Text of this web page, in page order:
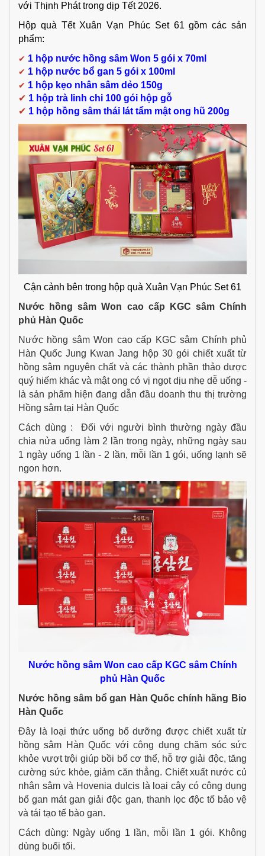
với Thịnh Phát trong dịp Tết 2026.
Hộp quà Tết Xuân Vạn Phúc Set 61 gồm các sản
phẩm:
✔ 1 hộp nước hồng sâm Won 5 gói x 70ml
✔ 1 hộp nước bổ gan 5 gói x 100ml
✔ 1 hộp kẹo nhân sâm dẻo 150g
✔ 1 hộp trà linh chi 100 gói hộp gỗ
✔ 1 hộp hồng sâm thái lát tẩm mật ong hũ 200g
Cận cảnh bên trong hộp quà Xuân Vạn Phúc Set 61
Nước hồng sâm Won cao cấp KGC sâm Chính
phủ Hàn Quốc
Nước hồng sâm Won cao cấp KGC sâm Chính phủ
Hàn Quốc Jung Kwan Jang hộp 30 gói chiết xuất từ
hồng sâm nguyên chất và các thành phần thảo dược
quý hiếm khác và mật ong có vị ngọt dịu nhẹ dễ uống -
là sản phẩm hiện đang dẫn đầu doanh thu thị trường
Hồng sâm tại Hàn Quốc
Cách dùng : Đối với người bình thường ngày đầu
chia nửa uống làm 2 lần trong ngày, những ngày sau
1 ngày uống 1 lần - 2 lần, mỗi lần 1 gói, uống lạnh sẽ
ngon hơn.
Nước hồng sâm Won cao cấp KGC sâm Chính
phủ Hàn Quốc
Nước hồng sâm bổ gan Hàn Quốc chính hãng Bio
Hàn Quốc
Đây là loại thức uống bổ dưỡng được chiết xuất từ
hồng sâm Hàn Quốc với công dụng chăm sóc sức
khỏe vượt trội giúp bồi bổ cơ thể, hỗ trợ giải độc, tăng
cường sức khỏe, giảm căn thẳng. Chiết xuất nước củ
nhân sâm và Hovenia dulcis là loại cây có công dụng
bổ gan mát gan giải độc gan, thanh lọc độc tố bảo vệ
và tái tạo tế bào gan.
Cách dùng: Ngày uống 1 lần, mỗi lần 1 gói. Không
dùng buổi tối.